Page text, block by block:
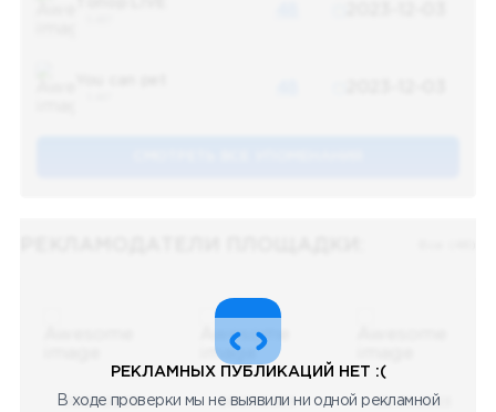
08.05.2023
08.05.2023
08.05.2023
РЕКЛАМНЫХ ПУБЛИКАЦИЙ НЕТ :(
В ходе проверки мы не выявили ни одной рекламной